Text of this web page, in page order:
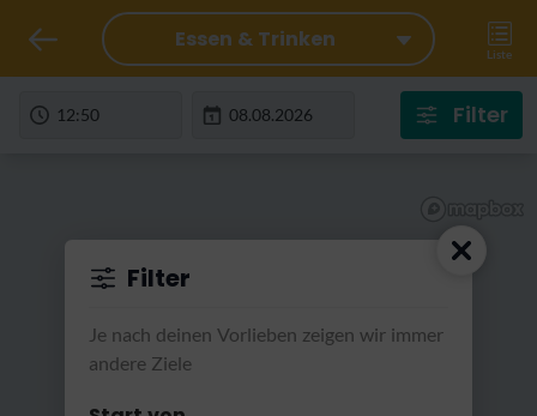
Essen & Trinken
Liste
Filter
Filter
Je nach deinen Vorlieben zeigen wir immer
andere Ziele